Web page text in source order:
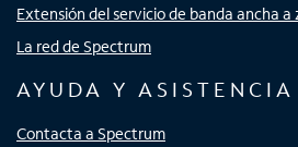
Extensión del servicio de banda ancha a
La red de Spectrum
AYUDA Y
Contacta a Spectrum